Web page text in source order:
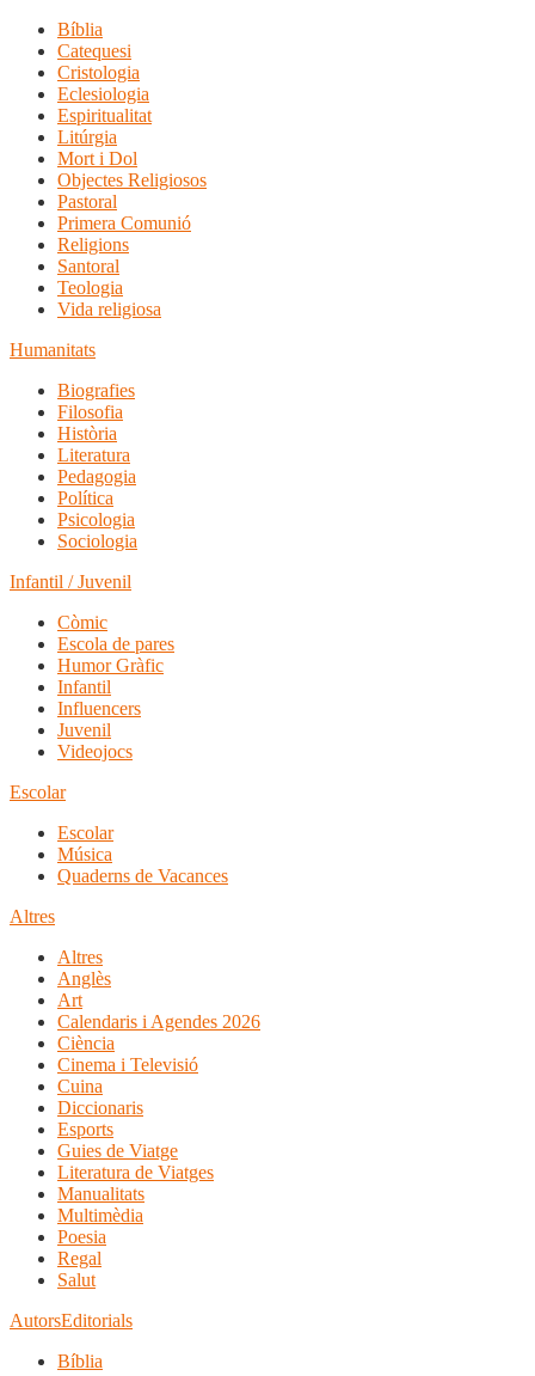
Bíblia
Catequesi
Cristologia
Eclesiologia
Espiritualitat
Litúrgia
Mort i Dol
Objectes Religiosos
Pastoral
Primera Comunió
Religions
Santoral
Teologia
Vida religiosa
Humanitats
Biografies
Filosofia
Història
Literatura
Pedagogia
Política
Psicologia
Sociologia
Infantil / Juvenil
Còmic
Escola de pares
Humor Gràfic
Infantil
Influencers
Juvenil
Videojocs
Escolar
Escolar
Música
Quaderns de Vacances
Altres
Altres
Anglès
Art
Calendaris i Agendes 2026
Ciència
Cinema i Televisió
Cuina
Diccionaris
Esports
Guies de Viatge
Literatura de Viatges
Manualitats
Multimèdia
Poesia
Regal
Salut
AutorsEditorials
Bíblia